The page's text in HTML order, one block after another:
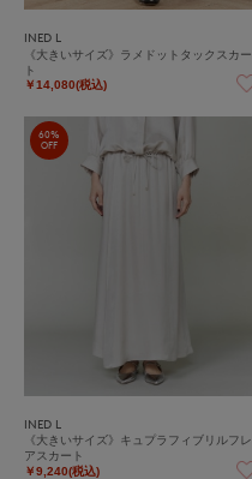
INED L
《大きいサイズ》ラメドットタックスカー
ト
￥14,080(税込)
60%
OFF
INED L
《大きいサイズ》キュプラフィブリルフレ
アスカート
￥9,240(税込)